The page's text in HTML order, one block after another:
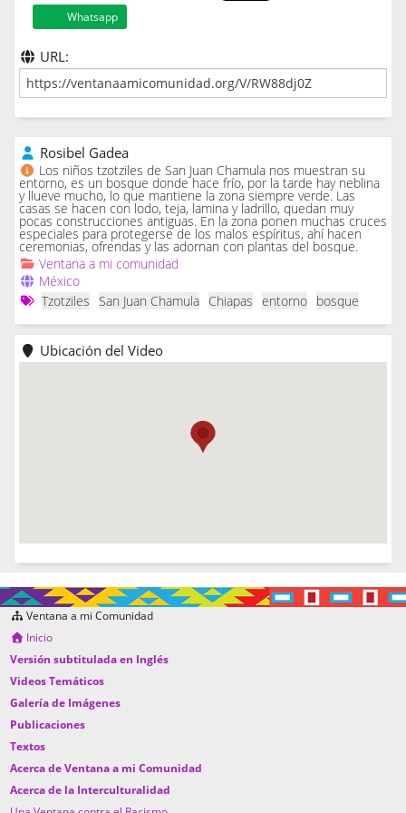
Whatsapp
URL:
Rosibel Gadea
Los niños tzotziles de San Juan Chamula nos muestran su
entorno, es un bosque donde hace frío, por la tarde hay neblina
y llueve mucho, lo que mantiene la zona siempre verde. Las
casas se hacen con lodo, teja, lamina y ladrillo, quedan muy
pocas construcciones antiguas. En la zona ponen muchas cruces
especiales para protegerse de los malos espíritus, ahí hacen
ceremonias, ofrendas y las adornan con plantas del bosque.
Ventana a mi comunidad
México
Tzotziles
San Juan Chamula Chiapas entorno bosque
Ubicación del Video
Ventana a mi Comunidad
Inicio
Versión subtitulada en Inglés
Videos Temáticos
Galería de Imágenes
Publicaciones
Textos
Acerca de Ventana a mi Comunidad
Acerca de la Interculturalidad